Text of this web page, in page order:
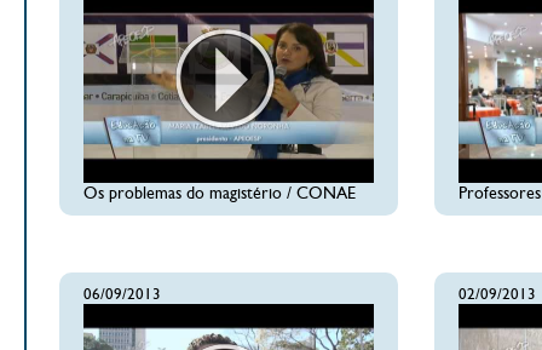
Os problemas do magistério / CONAE
06/09/2013 02/09/2013